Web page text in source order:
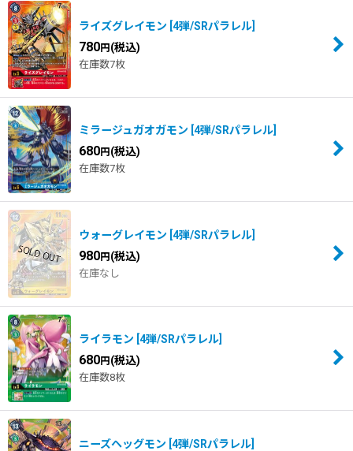
ライズグレイモン 4弾/SRパラレル
780円 (税込)
在庫数7枚
ミラージュガオガモン 4弾/SRパラレル
680円 (税込)
在庫数7枚
ウォーグレイモン 4弾/SRパラレル
980円 (税込)
在庫なし
ライラモン 4弾/SRパラレル
680円 (税込)
在庫数8枚
ニーズヘッグモン 4弾/SRパラレル